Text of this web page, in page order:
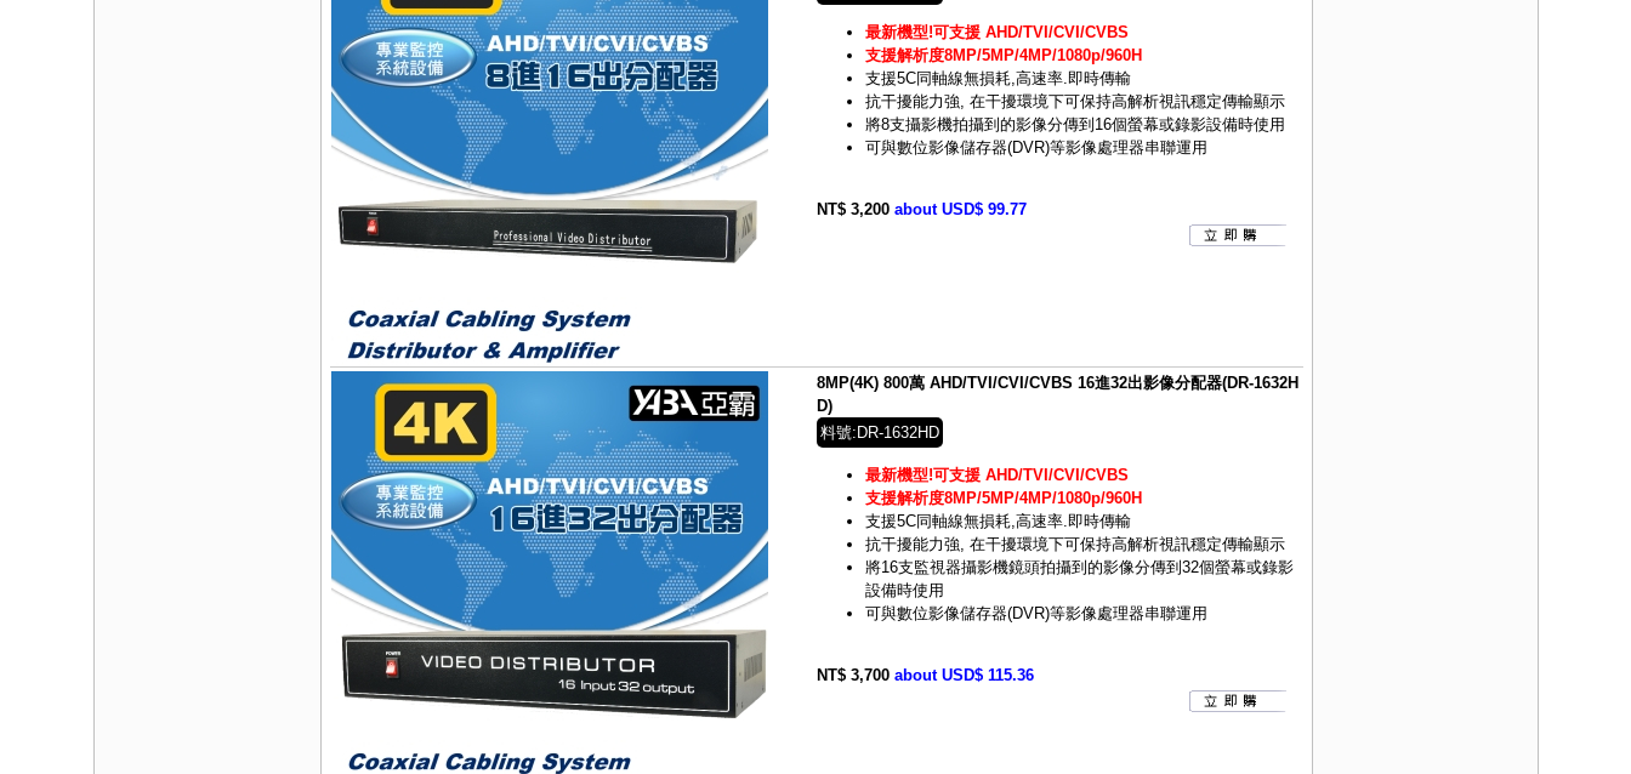
最新機型!可支援 AHD/TVI/CVI/CVBS
支援解析度8MP/5MP/4MP/1080p/960H
支援5C同軸線無損耗,高速率.即時傳輸
抗干擾能力強, 在干擾環境下可保持高解析視訊穩定傳輸顯示
將8支攝影機拍攝到的影像分傳到16個螢幕或錄影設備時使用
可與數位影像儲存器(DVR)等影像處理器串聯運用
NT$ 3,200 about USD$ 99.77
8MP(4K) 800萬 AHD/TVI/CVI/CVBS 16進32出影像分配器(DR-1632H
D)
料號:DR-1632HD
最新機型!可支援 AHD/TVI/CVI/CVBS
支援解析度8MP/5MP/4MP/1080p/960H
支援5C同軸線無損耗,高速率.即時傳輸
抗干擾能力強, 在干擾環境下可保持高解析視訊穩定傳輸顯示
將16支監視器攝影機鏡頭拍攝到的影像分傳到32個螢幕或錄影
設備時使用
可與數位影像儲存器(DVR)等影像處理器串聯運用
NT$ 3,700 about USD$ 115.36